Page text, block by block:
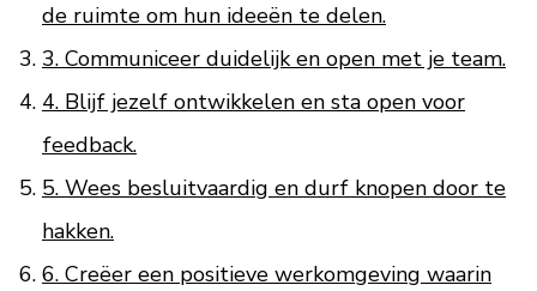
de ruimte om hun ideeën te delen.
3. Communiceer duidelijk en open met je team.
4. Blijf jezelf ontwikkelen en sta open voor
feedback.
5. Wees besluitvaardig en durf knopen door te
hakken.
6. Creëer een positieve werkomgeving waarin